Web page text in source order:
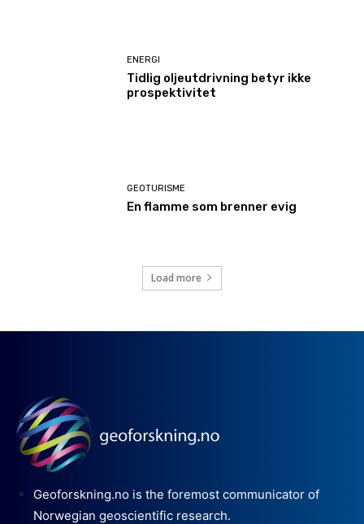
ENERGI
Tidlig oljeutdrivning betyr ikke
prospektivitet
GEOTURISME
En flamme som brenner evig
Load more
Geoforskning.no is the foremost communicator of
Norwegian geoscientific research.